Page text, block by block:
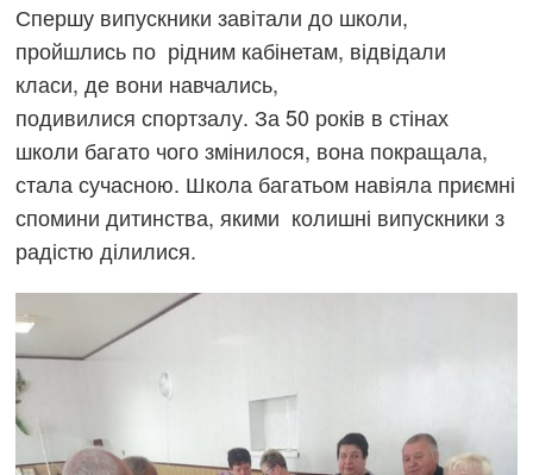
Спершу випускники завітали до школи,
пройшлись по рідним кабінетам, відвідали
класи, де вони навчались,
подивилися спортзалу. За 50 років в стінах
школи багато чого змінилося, вона покращала,
стала сучасною. Школа багатьом навіяла приємні
спомини дитинства, якими колишні випускники з
радістю ділилися.